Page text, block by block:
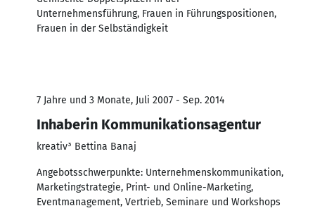
Unternehmensführung, Frauen in Führungspositionen,
Frauen in der Selbständigkeit
7 Jahre und 3 Monate, Juli 2007 - Sep. 2014
Inhaberin Kommunikationsagentur
kreativ³ Bettina Banaj
Angebotsschwerpunkte: Unternehmenskommunikation,
Marketingstrategie, Print- und Online-Marketing,
Eventmanagement, Vertrieb, Seminare und Workshops